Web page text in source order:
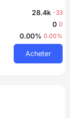
28.4k -33
0 0
0.00% 0.00%
Acheter